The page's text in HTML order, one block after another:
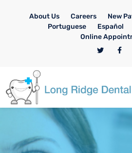
About Us Careers New
Portuguese
Español
Online